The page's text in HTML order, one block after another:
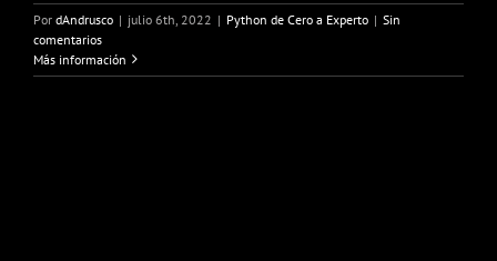
Por dAndrusco | julio 6th, 2022 | Python de Cero a Experto | Sin
comentarios
Más información